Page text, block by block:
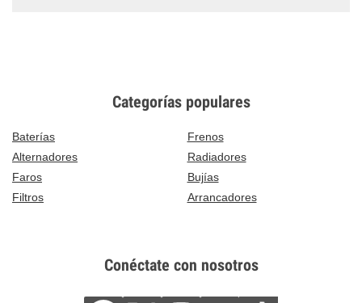
Categorías populares
Baterías
Frenos
Alternadores
Radiadores
Faros
Bujías
Filtros
Arrancadores
Conéctate con nosotros